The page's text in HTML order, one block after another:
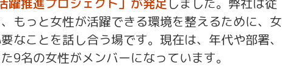
もっと女性が活躍できる環境を整えるために、女
ことを話し合う場です。現在は、年代や部署、
9名の女性がメンバーになっています。